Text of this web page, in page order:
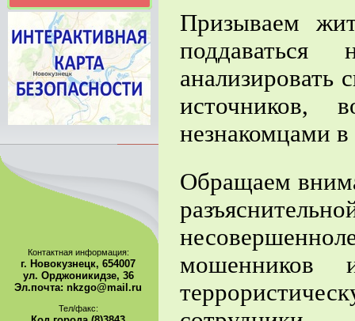
Призываем
анализировать
источников,
незнакомцами
Обращаем
мошенников
Контактная информация:
г. Новокузнецк, 654007
ул. Орджоникидзе, 36
Эл.почта: nkzgo@mail.ru
Тел/факс: